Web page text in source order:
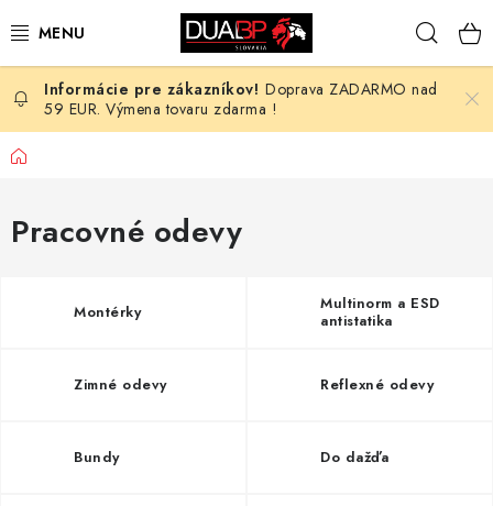
na
NOVÉ
PRACOVNÉ ODEVY
ZDRAVOTNÍCTVO
OCHRANNÉ POMÔCKY
Doprava ZADARMO nad
59 EUR. Výmena tovaru zdarma !
Domov
Pracovné odevy
Montérky
Multinorm a ESD
antistatika
Zimné odevy Reflexné odevy
Bundy Do dažďa